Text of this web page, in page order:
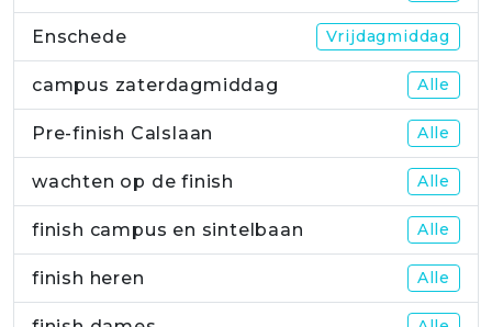
Enschede Vrijdagmiddag
campus zaterdagmiddag Alle
Pre-finish Calslaan Alle
wachten op de finish Alle
finish campus en sintelbaan Alle
finish heren Alle